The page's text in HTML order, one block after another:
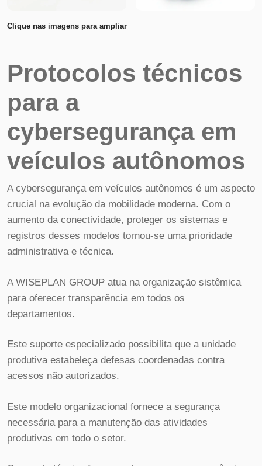
Clique nas imagens para ampliar
Protocolos técnicos
para a
cybersegurança em
veículos autônomos
A cybersegurança em veículos autônomos é um aspecto
crucial na evolução da mobilidade moderna. Com o
aumento da conectividade, proteger os sistemas e
registros desses modelos tornou-se uma prioridade
administrativa e técnica.
A WISEPLAN GROUP atua na organização sistêmica
para oferecer transparência em todos os
departamentos.
Este suporte especializado possibilita que a unidade
produtiva estabeleça defesas coordenadas contra
acessos não autorizados.
Este modelo organizacional fornece a segurança
necessária para a manutenção das atividades
produtivas em todo o setor.